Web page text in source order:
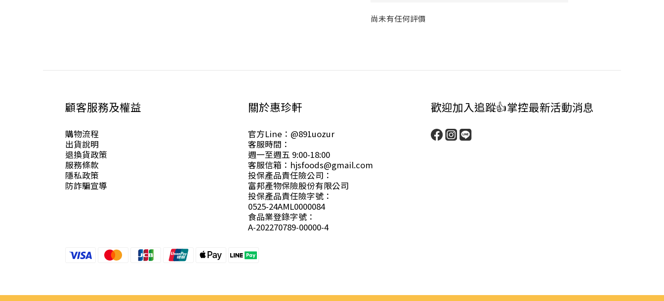
尚未有任何評價
顧客服務及權益
購物流程
出貨說明
退換貨政策
服務條款
隱私政策
防詐騙宣導
關於惠珍軒
官方Line：@891uozur
客服時間：
週一至週五 9:00-18:00
客服信箱：hjsfoods@gmail.com
投保產品責任險公司：
富邦產物保險股份有限公司
投保產品責任險字號：
0525-24AML0000084
食品業登錄字號：
A-202270789-00000-4
歡迎加入追蹤👍掌控最新活動消息